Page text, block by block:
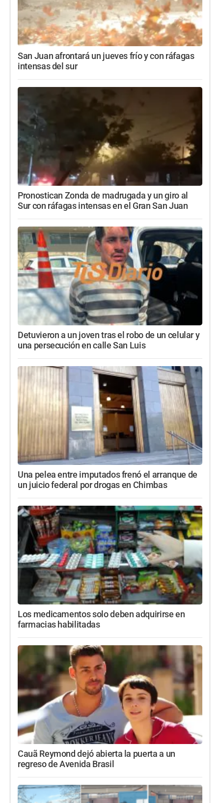
San Juan afrontará un jueves frío y con ráfagas
intensas del sur
Pronostican Zonda de madrugada y un giro al
Sur con ráfagas intensas en el Gran San Juan
Detuvieron a un joven tras el robo de un celular y
una persecución en calle San Luis
Una pelea entre imputados frenó el arranque de
un juicio federal por drogas en Chimbas
Los medicamentos solo deben adquirirse en
farmacias habilitadas
Cauã Reymond dejó abierta la puerta a un
regreso de Avenida Brasil